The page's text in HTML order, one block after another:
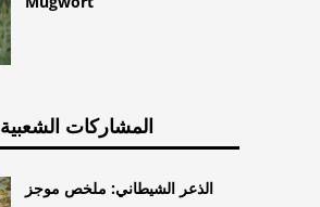
المشاركات الشعبية
الذعر الشيطاني: ملخص موجز